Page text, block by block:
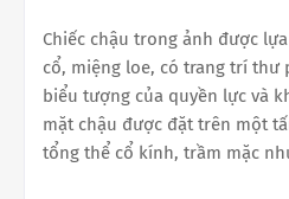
Chiếc chậu trong ảnh được
cổ, miệng loe, có trang trí thư
biểu tượng của quyền lực và
mặt chậu được đặt trên một
tổng thể cổ kính, trầm mặc